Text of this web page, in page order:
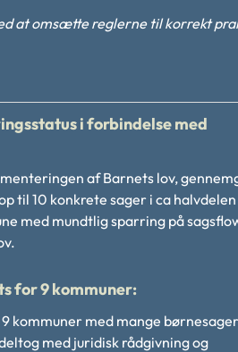
at omsætte reglerne til korrekt
i forbindelse med
af Barnets lov,
til 10 konkrete sager i ca
med mundtlig sparring på
for 9 kommuner:
kommuner med mange
med juridisk rådgivning og